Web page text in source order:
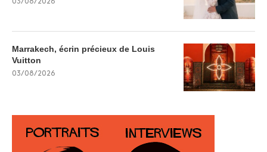
Marrakech, écrin précieux de Louis
Vuitton
03/08/2026